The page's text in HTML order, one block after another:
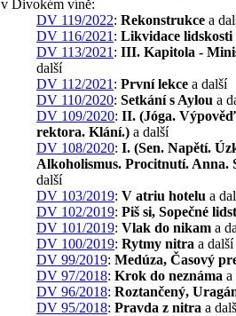
v Divokém víně:
DV 119/2022: Rekonstrukce a
DV 116/2021 : Likvidace lidskosti
DV 113/2021 : III. Kapitola -
další
DV 112/2021 : První lekce a další
DV 110/2020: Setkání s Aylou a
DV 109/2020: II. (Jóga.
rektora. Klání.) a další
DV 108/2020: I. (Sen. Napětí.
Alkoholismus. Procitnutí. Anna.
další
DV 103/2019: V atriu hotelu a
DV 102/2019: Piš si, Sopečné
DV 101/2019: Vlak do nikam a
DV 100/2019: Rytmy nitra a další
DV 99/2019: Medúza, Časový
DV 97/2018: Krok do neznáma a
DV 96/2018: Roztančený,
DV 95/2018: Pravda z nitra a